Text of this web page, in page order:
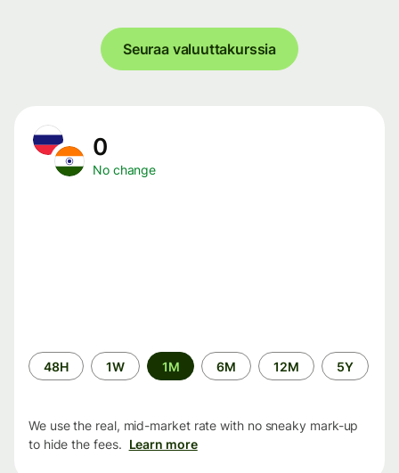
Seuraa valuuttakurssia
0
No change
Time
period
48H 1W 1M 6M 12M 5Y
We use the real, mid-market rate with no sneaky mark-up
to hide the fees. Learn more